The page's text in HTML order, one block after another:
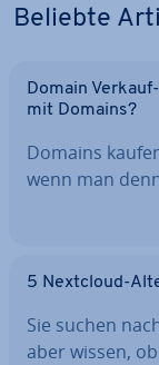
Beliebte
Domain
mit Domains?
Domains
wenn man
5 Nextcloud-
Sie suchen
aber wissen,